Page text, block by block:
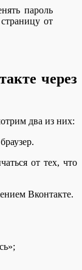
пароль
от
через
два из них:
от тех, что
Вконтакте.